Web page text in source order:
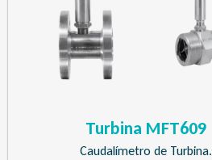
Turbina MFT609
Caudalímetro de Turbina.